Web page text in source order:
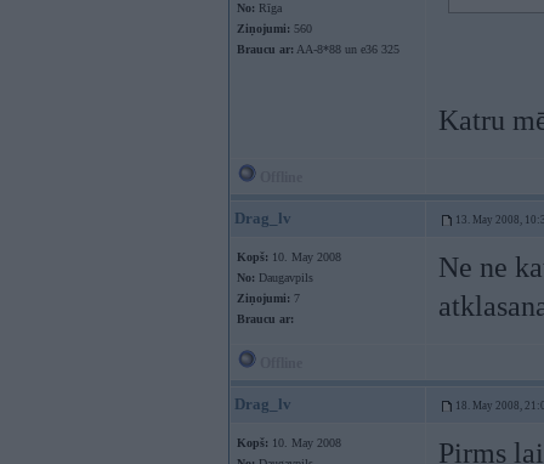
No: Rīga
Ziņojumi: 560
Braucu ar: AA-8*88 un e36 325
Katru
Drag_lv 13. May 2008,
Kopš: 10. May 2008
No: Daugavpils
Ziņojumi: 7
Braucu ar:
Ne ne
Drag_lv 18. May 2008,
Kopš: 10. May 2008
Pirms